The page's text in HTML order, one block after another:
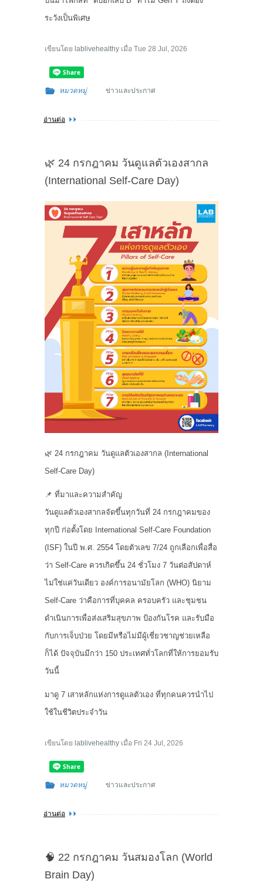
ระวังเป็นพิเศษ
เขียนโดย lablivehealthy เมื่อ Tue 28 Jul, 2026
หมวดหมู่ ข่าวและประกาศ
อ่านต่อ
🌿 24 กรกฎาคม วันดูแลตัวเองสากล
(International Self-Care Day)
🌿 24 กรกฎาคม วันดูแลตัวเองสากล (International
Self-Care Day)
📌 ที่มาและความสำคัญ
วันดูแลตัวเองสากลจัดขึ้นทุกวันที่ 24 กรกฎาคมของ
ทุกปี ก่อตั้งโดย International Self-Care Foundation
(ISF) ในปี พ.ศ. 2554 โดยตัวเลข 7/24 ถูกเลือกเพื่อสื่อ
ว่า Self-Care ควรเกิดขึ้น 24 ชั่วโมง 7 วันต่อสัปดาห์
ไม่ใช่แค่วันเดียว องค์การอนามัยโลก (WHO) นิยาม
Self-Care ว่าคือการที่บุคคล ครอบครัว และชุมชน
ดำเนินการเพื่อส่งเสริมสุขภาพ ป้องกันโรค และรับมือ
กับการเจ็บป่วย โดยมีหรือไม่มีผู้เชี่ยวชาญช่วยเหลือ
ก็ได้ ปัจจุบันมีกว่า 150 ประเทศทั่วโลกที่ให้การยอมรับ
วันนี้
มาดู 7 เสาหลักแห่งการดูแลตัวเอง ที่ทุกคนควรนำไป
ใช้ในชีวิตประจำวัน
เขียนโดย lablivehealthy เมื่อ Fri 24 Jul, 2026
หมวดหมู่ ข่าวและประกาศ
อ่านต่อ
🧠 22 กรกฎาคม วันสมองโลก (World
Brain Day)